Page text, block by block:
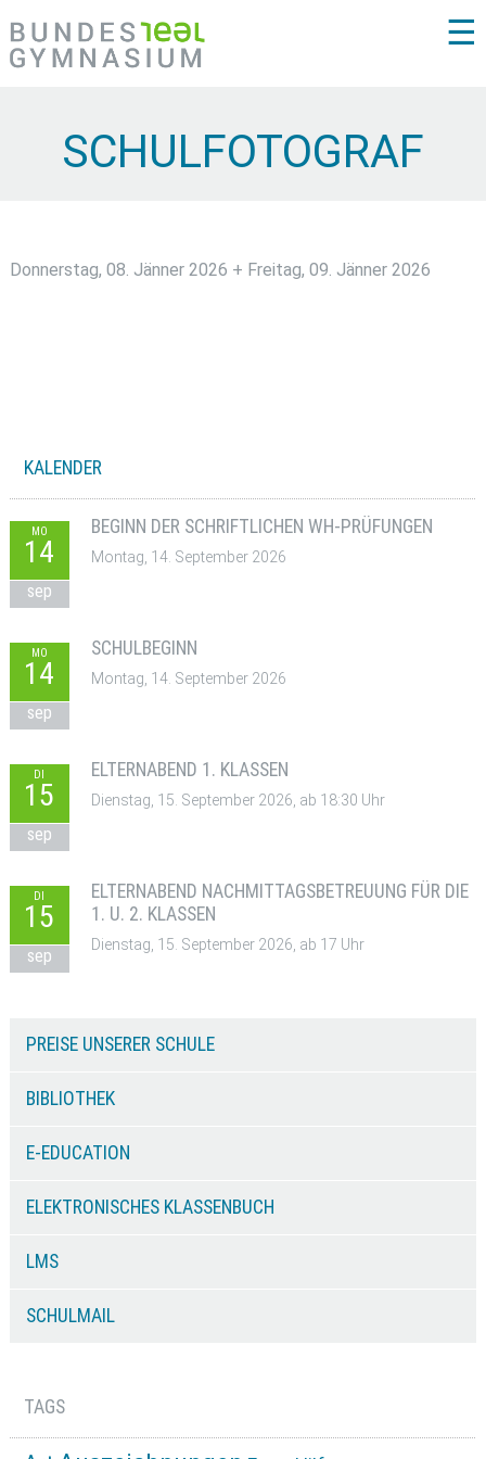
☰
SCHULFOTOGRAF
Donnerstag, 08. Jänner 2026 + Freitag, 09. Jänner 2026
KALENDER
MO
14
sep
BEGINN DER SCHRIFTLICHEN WH-PRÜFUNGEN
Montag, 14. September 2026
MO
14
sep
SCHULBEGINN
Montag, 14. September 2026
DI
15
sep
ELTERNABEND 1. KLASSEN
Dienstag, 15. September 2026, ab 18:30 Uhr
DI
15
sep
ELTERNABEND NACHMITTAGSBETREUUNG FÜR DIE
1. U. 2. KLASSEN
Dienstag, 15. September 2026, ab 17 Uhr
PREISE UNSERER SCHULE
BIBLIOTHEK
E-EDUCATION
ELEKTRONISCHES KLASSENBUCH
LMS
SCHULMAIL
TAGS